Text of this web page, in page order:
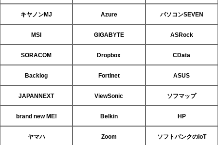
キヤノンMJ Azure パソコンSEVEN
MSI GIGABYTE ASRock
SORACOM Dropbox CData
Backlog Fortinet ASUS
JAPANNEXT ViewSonic ソフマップ
brand new ME! Belkin HP
ヤマハ Zoom ソフトバンクのIoT